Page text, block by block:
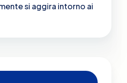
si aggira intorno ai